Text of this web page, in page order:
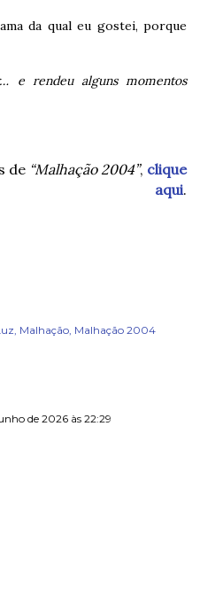
da qual eu gostei, porque
e rendeu alguns momentos
de “Malhação 2004”, clique
aqui.
Malhação Malhação 2004
de 2026 às 22:29